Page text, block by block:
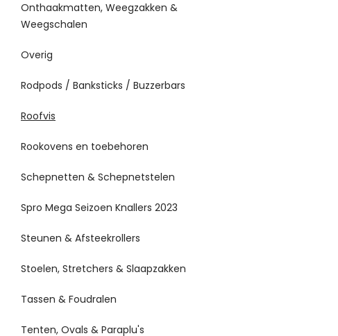
Onthaakmatten, Weegzakken &
Weegschalen
Overig
Rodpods / Banksticks / Buzzerbars
Roofvis
Rookovens en toebehoren
Schepnetten & Schepnetstelen
Spro Mega Seizoen Knallers 2023
Steunen & Afsteekrollers
Stoelen, Stretchers & Slaapzakken
Tassen & Foudralen
Tenten, Ovals & Paraplu's